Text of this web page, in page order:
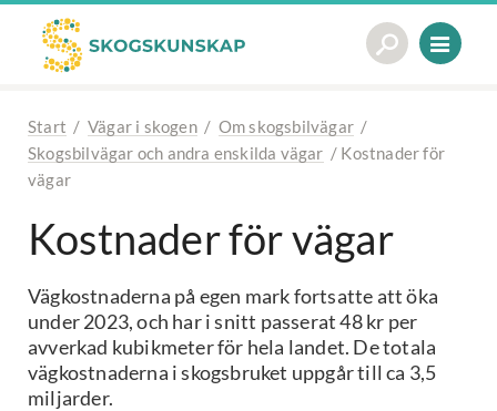
Start / Vägar i skogen / Om skogsbilvägar /
Skogsbilvägar och andra enskilda vägar / Kostnader för
vägar
Kostnader för vägar
Vägkostnaderna på egen mark fortsatte att öka
under 2023, och har i snitt passerat 48 kr per
avverkad kubikmeter för hela landet. De totala
vägkostnaderna i skogsbruket uppgår till ca 3,5
miljarder.